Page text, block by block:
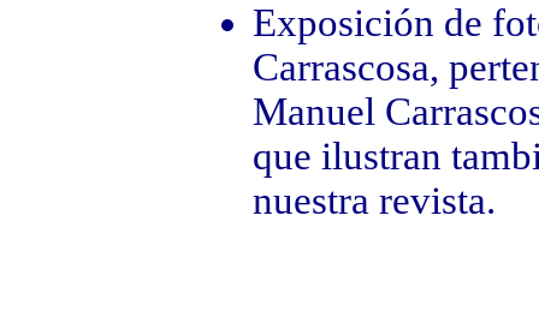
Exposición de
Carrascosa,
Manuel
que ilustran
nuestra revista.